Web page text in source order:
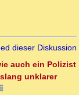
dieser Diskussion
auch ein Polizist
unklarer